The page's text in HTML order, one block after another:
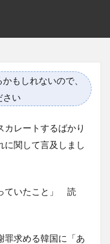
もしれないので、
さい
カレートするばかり
関して言及しまし
ていたこと」 読
罪求める韓国に「あ